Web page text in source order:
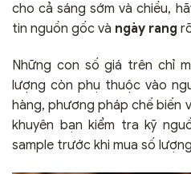
cho cả sáng sớm và chiều,
tin nguồn gốc và ngày rang
Những con số giá trên chỉ
lượng còn phụ thuộc vào
hàng, phương pháp chế biến
khuyên bạn kiểm tra kỹ
sample trước khi mua số